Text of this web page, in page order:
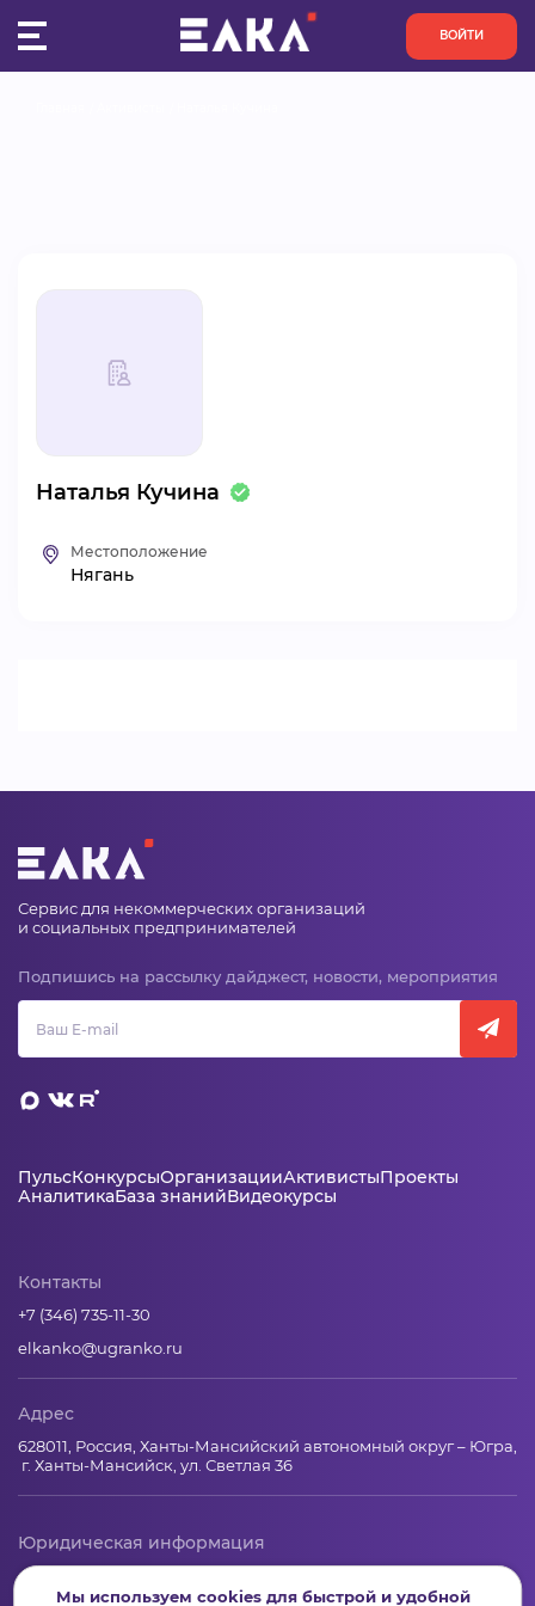
ВОЙТИ
ПРОЕКТЫ
БАЗА ЗНАНИЙ
ВИДЕОКУРСЫ
Наталья Кучина
Местоположение
Нягань
Сервис для некоммерческих организаций
и социальных предпринимателей
Подпишись на рассылку дайджест, новости, мероприятия
ПульсКонкурсыОрганизацииАктивистыПроекты
АналитикаБаза знанийВидеокурсы
Контакты
+7 (346) 735-11-30
elkanko@ugranko.ru
Адрес
628011, Россия, Ханты-Мансийский автономный округ – Югра,
г. Ханты-Мансийск, ул. Светлая 36
Юридическая информация
Региональный грантооператор Фонд «Центр гражданских и
Мы используем cookies для быстрой и удобной